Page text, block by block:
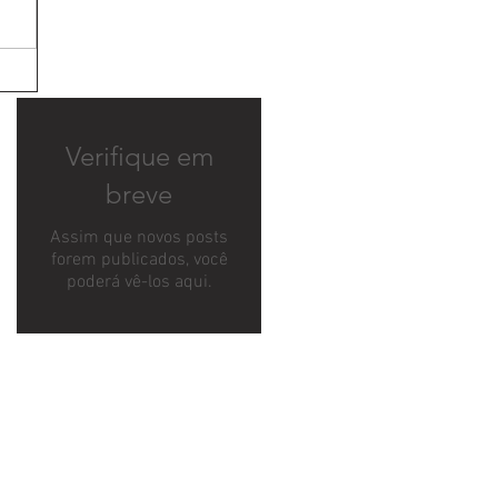
Verifique em
breve
Assim que novos posts
forem publicados, você
poderá vê-los aqui.